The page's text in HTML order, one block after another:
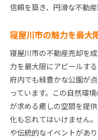
信頼を築き、円滑な不動
寝屋川市の魅力を最大
寝屋川市の不動産売却を
力を最大限にアピールす
府内でも緑豊かな公園が
っています。この自然環
が求める癒しの空間を提
化も忘れてはいけません
や伝統的なイベントがあ